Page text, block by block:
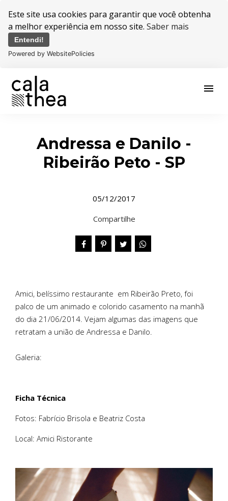
Este site usa cookies para garantir que você obtenha
a melhor experiência em nosso site. Saber mais
Entendi!
Powered by WebsitePolicies
menu
Andressa e Danilo -
Ribeirão Peto - SP
05/12/2017
Compartilhe
Amici, belíssimo restaurante em Ribeirão Preto, foi
palco de um animado e colorido casamento na manhã
do dia 21/06/2014. Vejam algumas das imagens que
retratam a união de Andressa e Danilo.
Galeria:
Ficha Técnica
Fotos: Fabrício Brisola e Beatriz Costa
Local: Amici Ristorante